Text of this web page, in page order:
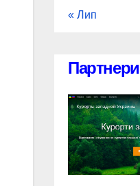
« Лип
Партнери